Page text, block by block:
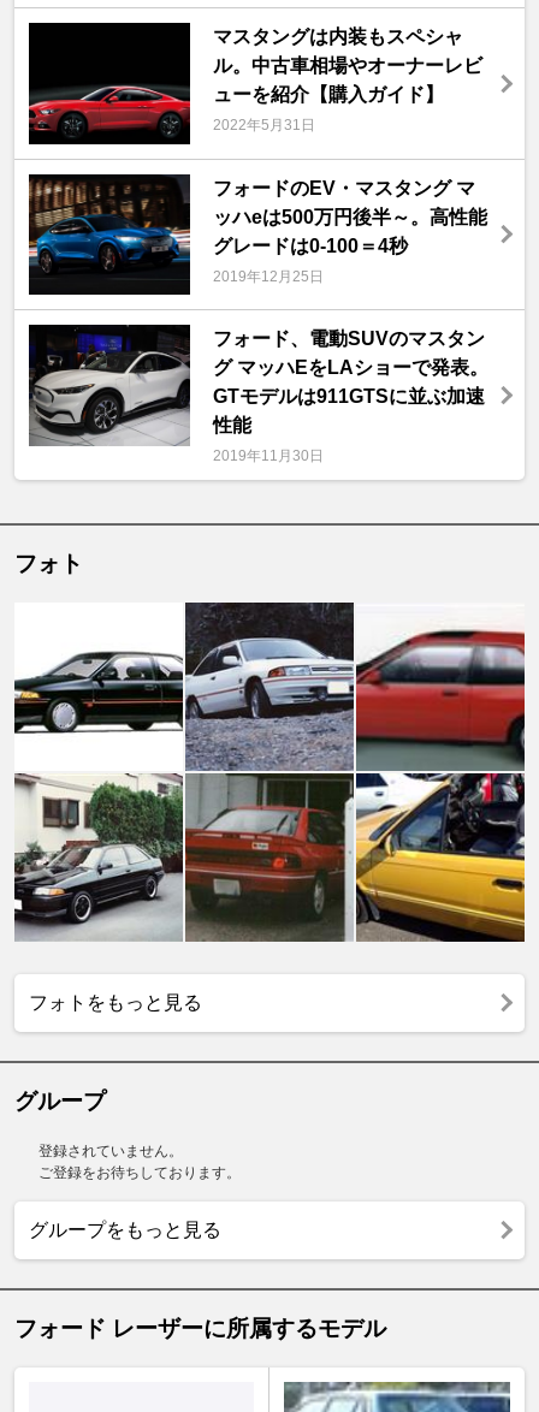
マスタングは内装もスペシャ
ル。中古車相場やオーナーレビ
ューを紹介【購入ガイド】
2022年5月31日
フォードのEV・マスタング マ
ッハeは500万円後半～。高性能
グレードは0-100＝4秒
2019年12月25日
フォード、電動SUVのマスタン
グ マッハEをLAショーで発表。
GTモデルは911GTSに並ぶ加速
性能
2019年11月30日
フォト
フォトをもっと見る
グループ
登録されていません。
ご登録をお待ちしております。
グループをもっと見る
フォード レーザーに所属するモデル